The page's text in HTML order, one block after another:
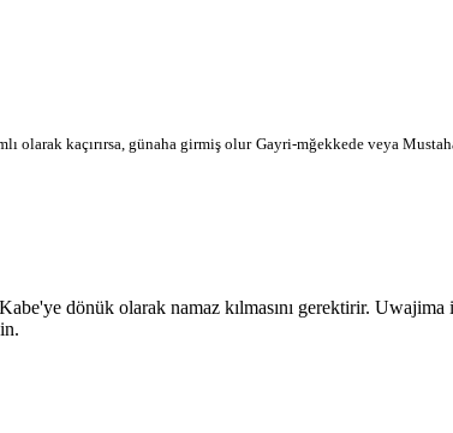
olarak kaçırırsa, günaha girmiş olur Gayri-mğekkede veya
dönük olarak namaz kılmasını gerektirir.